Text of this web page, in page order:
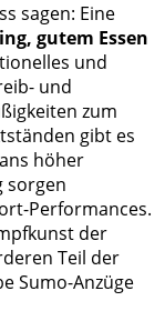
sagen: Eine
gutem Essen
und
und
zum
gibt es
höher
sorgen
Performances.
der
Teil der
Sumo-Anzüge